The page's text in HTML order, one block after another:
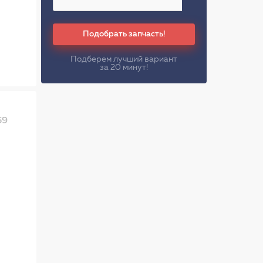
Подобрать запчасть!
Подберем лучший вариант
за 20 минут!